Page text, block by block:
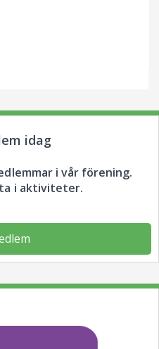
idag
i vår förening.
i aktiviteter.